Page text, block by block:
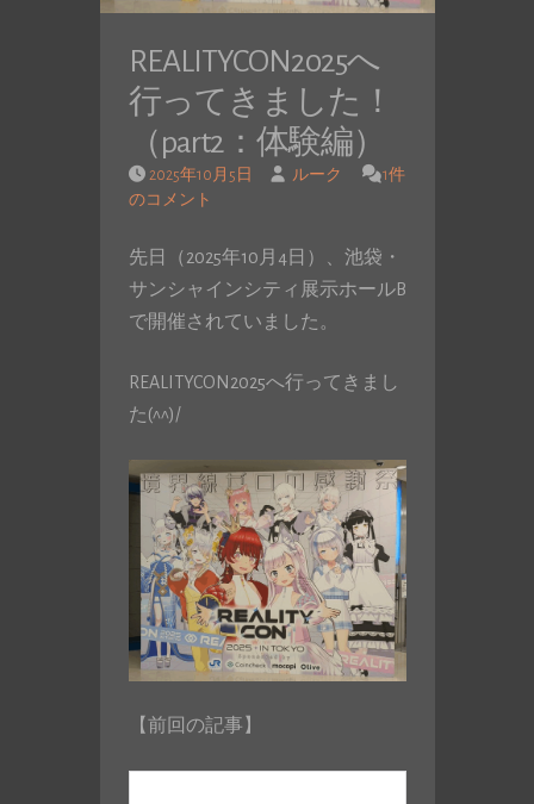
REALITYCON2025へ
行ってきました！
（part2：体験編）
2025年10月5日 ルーク
1件
のコメント
先日（2025年10月4日）、池袋・
サンシャインシティ展示ホールB
で開催されていました。
REALITYCON2025へ行ってきまし
た(^^)/
【前回の記事】